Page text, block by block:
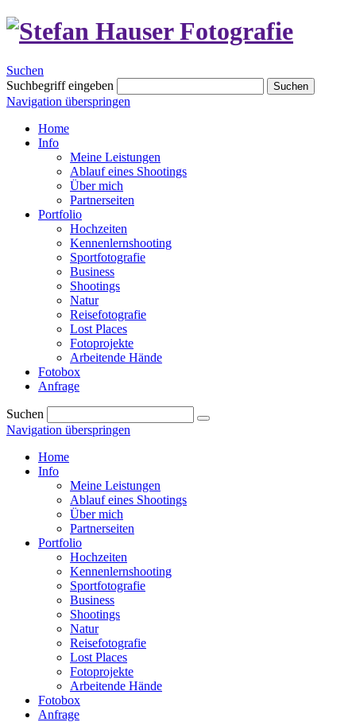
Suchen
Suchbegriff eingeben
Suchen
Navigation überspringen
Home
Info
Meine Leistungen
Ablauf eines Shootings
Über mich
Partnerseiten
Portfolio
Hochzeiten
Kennenlernshooting
Sportfotografie
Business
Shootings
Natur
Reisefotografie
Lost Places
Fotoprojekte
Arbeitende Hände
Fotobox
Anfrage
Suchen
Navigation überspringen
Home
Info
Meine Leistungen
Ablauf eines Shootings
Über mich
Partnerseiten
Portfolio
Hochzeiten
Kennenlernshooting
Sportfotografie
Business
Shootings
Natur
Reisefotografie
Lost Places
Fotoprojekte
Arbeitende Hände
Fotobox
Anfrage